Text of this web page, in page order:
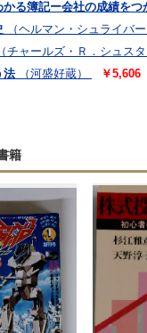
る簿記ー会社の成績をつ
（ヘルマン・シュライバ
（チャールズ・Ｒ．シュス
法
（河盛好蔵） ￥5,606
籍